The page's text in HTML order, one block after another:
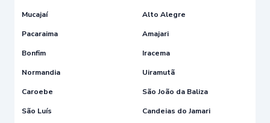
Mucajaí
Alto Alegre
Pacaraima
Amajari
Bonfim
Iracema
Normandia
Uiramutã
Caroebe
São João da Baliza
São Luís
Candeias do Jamari